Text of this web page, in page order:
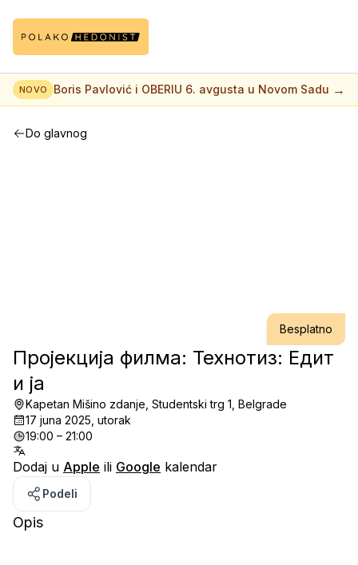
NOVO Boris Pavlović i OBERIU 6. avgusta u Novom Sadu →
Do glavnog
Besplatno
Пројекција филма: Технотиз: Едит
и ја
Kapetan Mišino zdanje, Studentski trg 1, Belgrade
17 juna 2025, utorak
19:00 – 21:00
Dodaj u Apple ili Google kalendar
Podeli
Opis